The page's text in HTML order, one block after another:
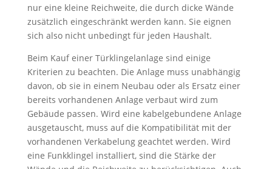
nur eine kleine Reichweite, die durch dicke Wände
zusätzlich eingeschränkt werden kann. Sie eignen
sich also nicht unbedingt für jeden Haushalt.
Beim Kauf einer Türklingelanlage sind einige
Kriterien zu beachten. Die Anlage muss unabhängig
davon, ob sie in einem Neubau oder als Ersatz einer
bereits vorhandenen Anlage verbaut wird zum
Gebäude passen. Wird eine kabelgebundene Anlage
ausgetauscht, muss auf die Kompatibilität mit der
vorhandenen Verkabelung geachtet werden. Wird
eine Funkklingel installiert, sind die Stärke der